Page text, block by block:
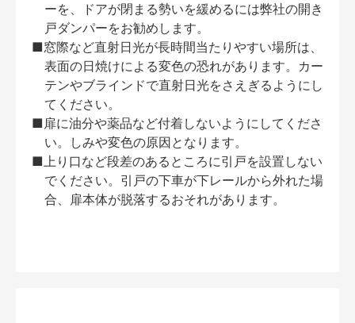
ーを、ドアが閉まる勢いを緩めるには弊社の開き
戸ダンパーをお勧めします。
■窓際など直射日光が長時間当たりやすい場所は、
表面の日焼けによる変色の恐れがあります。カー
テンやブラインドで直射日光をさえぎるようにし
てください。
■扉に油分や薬品など付着しないようにしてくださ
い。しみや変色の原因となります。
■上り口など段差のあるところに引戸を設置しない
でください。引戸の下車が下レールから外れた場
合、扉本体が脱落するおそれがあります。